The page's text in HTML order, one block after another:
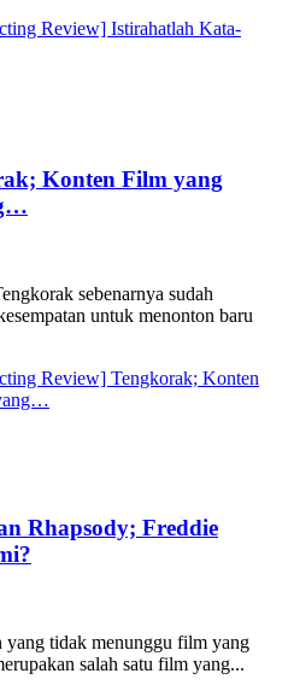
Review] Istirahatlah Kata-
Konten Film yang
sebenarnya sudah
untuk menonton baru
Review] Tengkorak; Konten
Rhapsody; Freddie
yang tidak menunggu film yang
salah satu film yang...